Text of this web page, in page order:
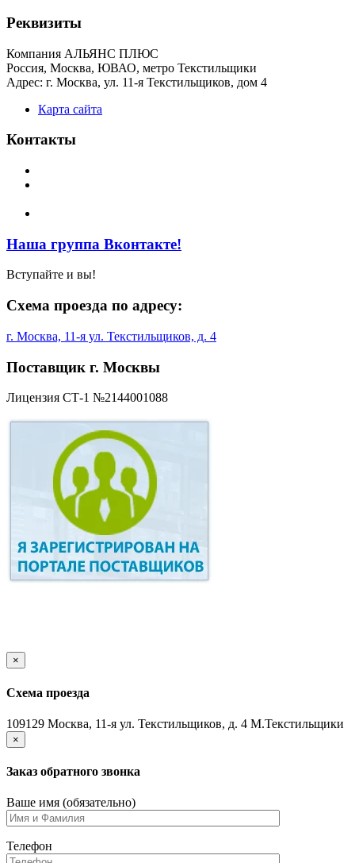
Реквизиты
Компания АЛЬЯНС ПЛЮС
Россия, Москва, ЮВАО, метро Текстильщики
Адрес: г. Москва, ул. 11-я Текстильщиков, дом 4
Карта сайта
Контакты
Наша группа Вконтакте!
Вступайте и вы!
Схема проезда по адресу:
г. Москва, 11-я ул. Текстильщиков, д. 4
Поставщик г. Москвы
Лицензия СТ-1 №2144001088
×
Схема проезда
109129 Москва, 11-я ул. Текстильщиков, д. 4 М.Текстильщики
×
Заказ обратного звонка
Ваше имя (обязательно)
Телефон